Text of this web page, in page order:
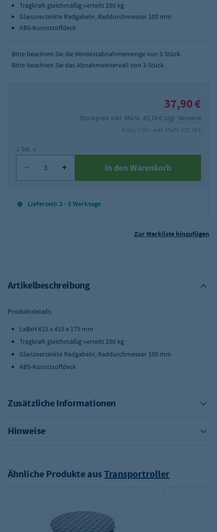
Tragkraft gleichmäßig verteilt 250 kg
Glanzverzinkte Radgabeln, Raddurchmesser 100 mm
ABS-Kunststoffdeck
Bitte beachten Sie die Mindestabnahmemenge von 3 Stück.
Bitte beachten Sie das Abnahmeintervall von 3 Stück.
37,90 €
Stückpreis inkl. MwSt. 45,10 € zzgl. Versand
Preis / 3 Stk.: exkl. MwSt. 113,70 €
1 Stk. x
In den Warenkorb
Lieferzeit: 2 - 5 Werktage
Zur Merkliste hinzufügen
Artikelbeschreibung
Produktdetails:
LxBxH 615 x 415 x 175 mm
Tragkraft gleichmäßig verteilt 250 kg
Glanzverzinkte Radgabeln, Raddurchmesser 100 mm
ABS-Kunststoffdeck
Zusätzliche Informationen
Hinweise
Ähnliche Produkte ausTransportroller